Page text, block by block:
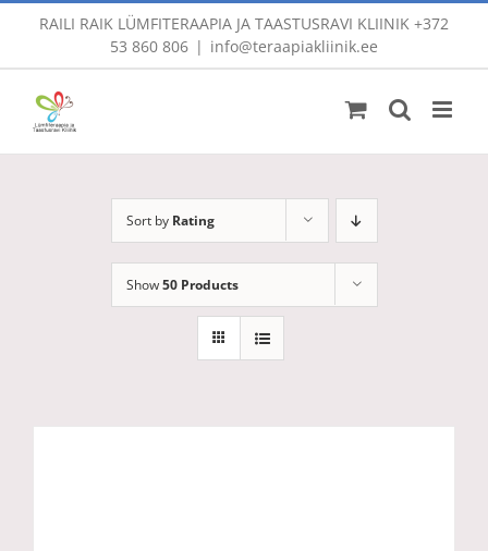
content
RAILI RAIK LÜMFITERAAPIA JA TAASTUSRAVI KLIINIK +372
53 860 806 | info@teraapiakliinik.ee
Sort by Rating
Show50 Products